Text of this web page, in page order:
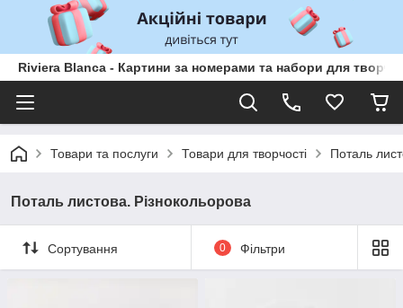
Riviera Blanca - Картини за номерами та набори для
Товари та послуги Товари для творчості Поталь
Поталь листова. Різнокольорова
Сортування 0 Фільтри